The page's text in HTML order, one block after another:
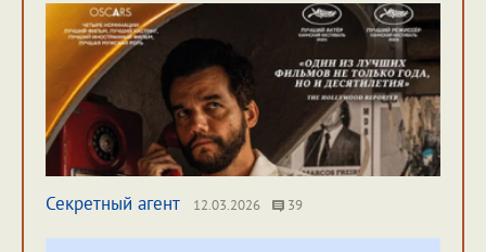
Секретный агент 12.03.2026 39